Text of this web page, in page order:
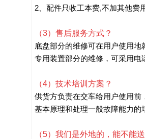
2、配件只收工本费,不加其他费用
（3）售后服务方式？
底盘部分的维修可在用户使用地
专用装置部分的维修，可采用电
（4）技术培训方案？
供货方负责在交车给用户使用
基本原理和处理一般故障能力的
（5）我们是外地的，能不能